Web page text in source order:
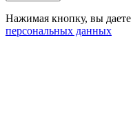
Нажимая кнопку, вы даете
персональных данных